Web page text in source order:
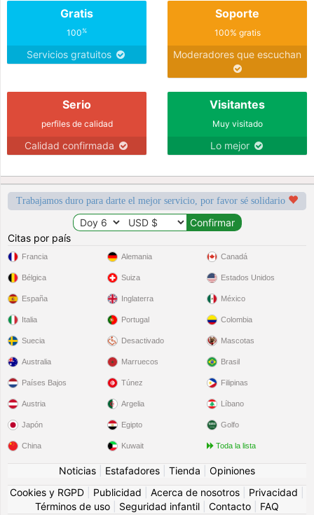
Gratis
100%
Servicios gratuitos
Soporte
100% gratis
Moderadores que escuchan
Serio
perfiles de calidad
Calidad confirmada
Visitantes
Muy visitado
Lo mejor
Trabajamos duro para darte el mejor servicio, por favor sé solidario
Citas por país
Francia
Bélgica
España
Italia
Suecia
Alemania
Suiza
Inglaterra
Portugal
Desactivado
Canadá
Estados Unidos
México
Colombia
Mascotas
Australia
Países Bajos
Austria
Japón
China
Marruecos
Túnez
Argelia
Egipto
Kuwait
Brasil
Filipinas
Líbano
Golfo
Toda la lista
Noticias Estafadores Tienda
Opiniones
Cookies y RGPD
Publicidad Acerca de nosotros Privacidad
Términos de uso
Seguridad infantil Contacto FAQ